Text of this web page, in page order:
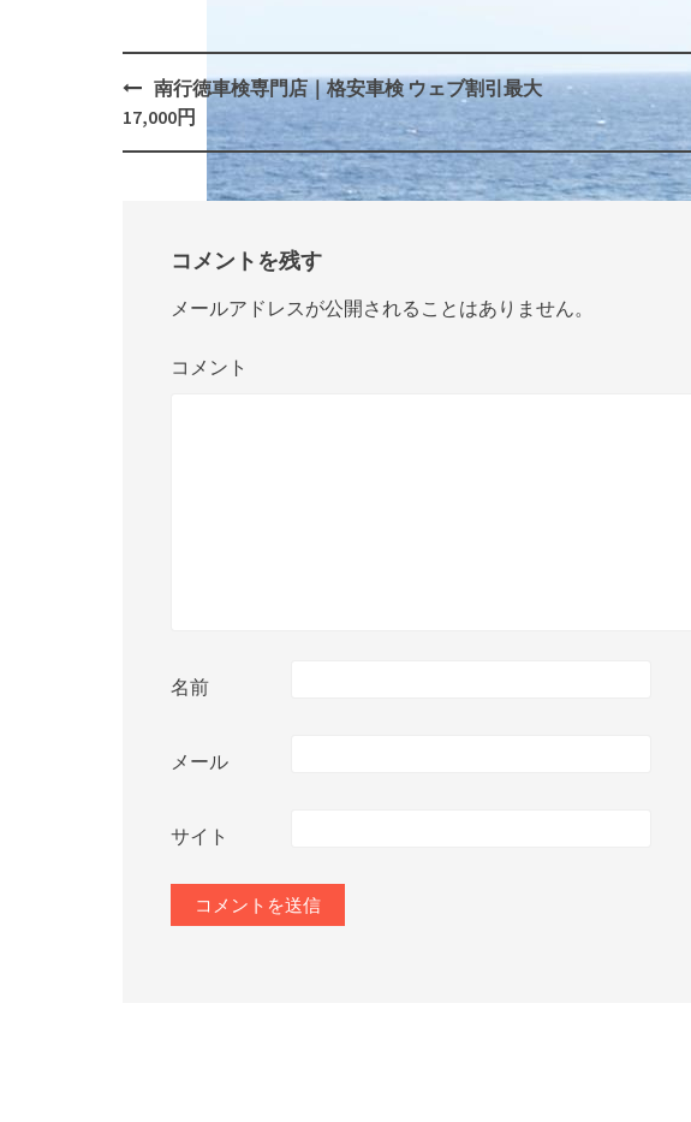
Post
navigation
南行徳車検専門店｜格安車検 ウェブ割引最大
17,000円
コメントを残す
メールアドレスが公開されることはありません。
コメント
名前
メール
サイト